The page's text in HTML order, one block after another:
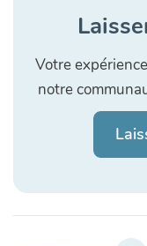
Votre
notre